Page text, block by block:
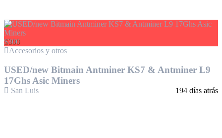
$300
Accesorios y otros
USED/new Bitmain Antminer KS7 & Antminer L9
17Ghs Asic Miners
San Luis 194 días atrás